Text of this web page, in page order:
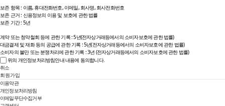
보존 항목 : 이름, 휴대전화번호, 이메일, 회사명, 회사전화번호
보존 근거 : 신용정보의 이용 및 보호에 관한 법률
보존 기간 : 5년
계약 또는 청약철회 등에 관한 기록 : 5년(전자상거래등에서의 소비자보호에 관한 법률)
대금결제 및 재화 등의 공급에 관한 기록 : 5년(전자상거래등에서의 소비자보호에 관한 법률)
소비자의 불만 또는 분쟁처리에 관한 기록 : 3년 (전자상거래등에서의 소비자보호에 관한 법률)
위의 개인정보처리방침안내 내용에 동의합니다.
취소
회원가입
이용약관
개인정보처리방침
이메일무단수집거부